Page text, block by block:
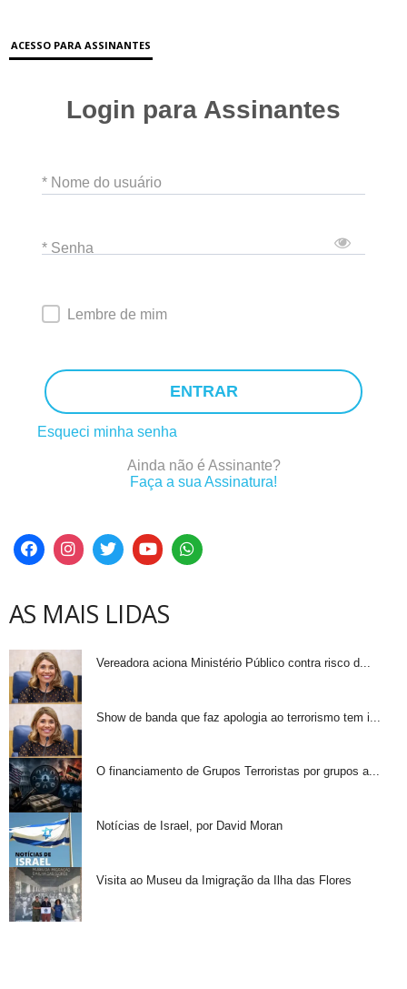
ACESSO PARA ASSINANTES
Login para Assinantes
* Nome do usuário
* Senha
Lembre de mim
ENTRAR
Esqueci minha senha
Ainda não é Assinante?
Faça a sua Assinatura!
AS MAIS LIDAS
Vereadora aciona Ministério Público contra risco d...
Show de banda que faz apologia ao terrorismo tem i...
O financiamento de Grupos Terroristas por grupos a...
Notícias de Israel, por David Moran
Visita ao Museu da Imigração da Ilha das Flores